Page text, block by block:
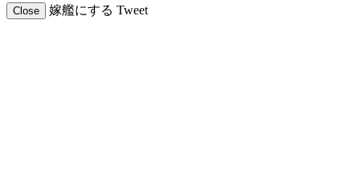
Close 嫁艦にする Tweet